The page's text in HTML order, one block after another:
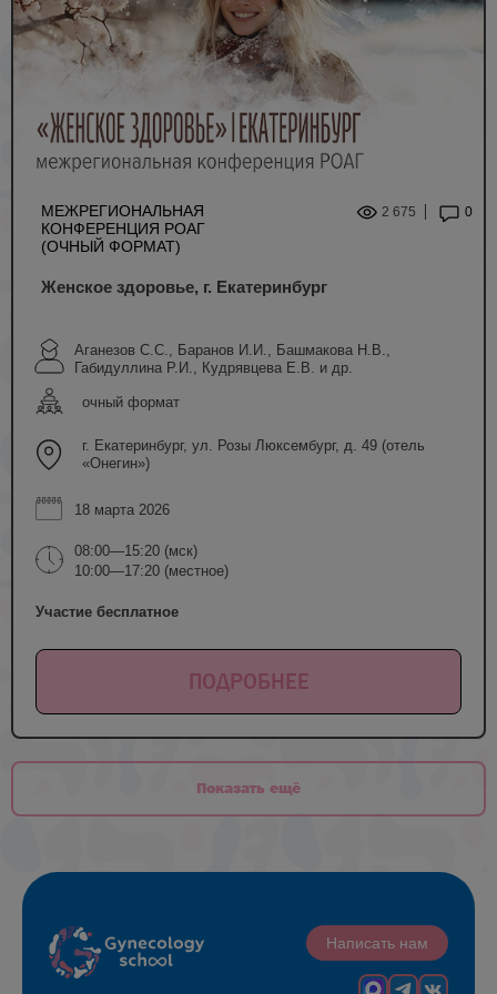
МЕЖРЕГИОНАЛЬНАЯ
КОНФЕРЕНЦИЯ РОАГ
(ОЧНЫЙ ФОРМАТ)
2 675 0
Женское здоровье, г. Екатеринбург
Аганезов С.С., Баранов И.И., Башмакова Н.В.,
Габидуллина Р.И., Кудрявцева Е.В. и др.
очный формат
г. Екатеринбург, ул. Розы Люксембург, д. 49 (отель
«Онегин»)
18 марта 2026
08:00—15:20 (мск)
10:00—17:20 (местное)
Участие бесплатное
ПОДРОБНЕЕ
Показать ещё
Написать нам